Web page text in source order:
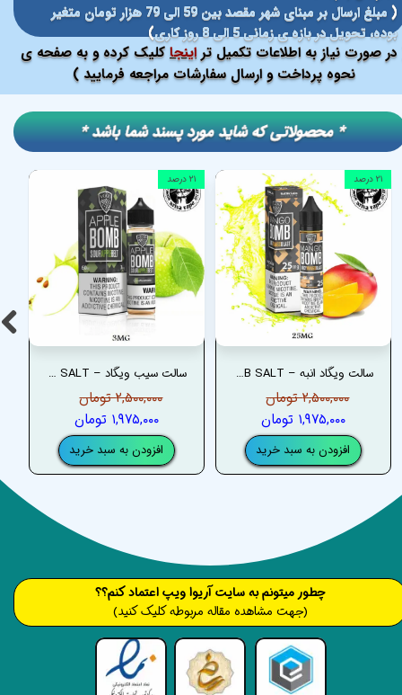
صورت نیاز به اطلاعات تکمیل تراینجا کلیک کرده و به صفحه ی
نحوه پرداخت و ارسال سفارشات مراجعه فرمایید )
(
مبلغ ارسال بر مبنای شهر مقصد بین 59 الی 79 هزار تومان متغیر
بوده، تحویل در بازه ی زمانی 5 الی 8 روز کاری
)
سالت سیب ویگاد – VGOD APPLE BOMB SALT
۲,۵۰۰,۰۰۰ تومان
۱,۹۷۵,۰۰۰ تومان
افزودن به سبد خرید
۲۱ درصد
سالت ویگاد انبه – VGOD MANGO BOMB SALT
۲,۵۰۰,۰۰۰ تومان
۱,۹۷۵,۰۰۰ تومان
افزودن به سبد خرید
۲۱ درصد
​​* محصولاتی که شاید مورد پسند شما باشد *
​​​چطور میتونم به سایت آریوا ویپ اعتماد کنم؟؟
(جهت مشاهده مقاله مربوطه کلیک کنید)